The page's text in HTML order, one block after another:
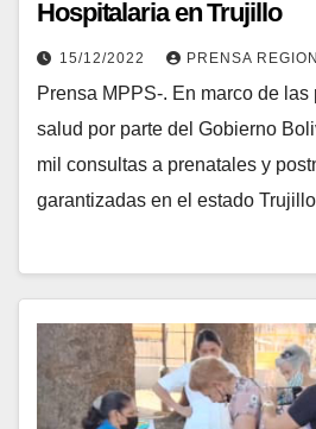
Hospitalaria en Trujillo
15/12/2022 PRENSA
Prensa MPPS-. En marco de
salud por parte del Gobierno
mil consultas a prenatales y
garantizadas en el estado